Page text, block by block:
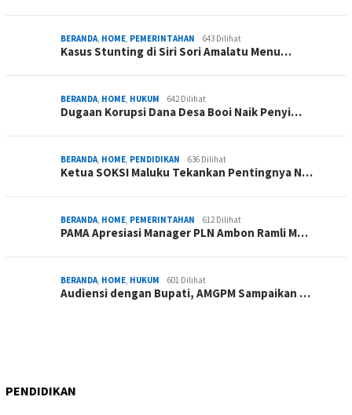
BERANDA, HOME, PEMERINTAHAN 643 Dilihat
Kasus Stunting di Siri Sori Amalatu Menu…
BERANDA, HOME, HUKUM 642 Dilihat
Dugaan Korupsi Dana Desa Booi Naik Penyi…
BERANDA, HOME, PENDIDIKAN 636 Dilihat
Ketua SOKSI Maluku Tekankan Pentingnya N…
BERANDA, HOME, PEMERINTAHAN 612 Dilihat
PAMA Apresiasi Manager PLN Ambon Ramli M…
BERANDA, HOME, HUKUM 601 Dilihat
Audiensi dengan Bupati, AMGPM Sampaikan …
PENDIDIKAN